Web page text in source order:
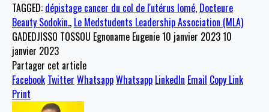
TAGGED: dépistage cancer du col de l'utérus lomé, Docteure
Beauty Sodokin., Le Medstudents Leadership Association (MLA)
GADEDJISSO TOSSOU Egnoname Eugenie10 janvier 202310
janvier 2023
Partager cet article
Facebook Twitter WhatsappWhatsapp LinkedIn Email Copy Link
Print